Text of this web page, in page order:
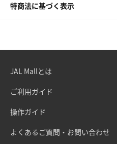
特商法に基づく表示
JAL Mallとは
ご利用ガイド
操作ガイド
よくあるご質問・お問い合わせ